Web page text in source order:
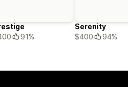
91%
Serenity
$400
94%